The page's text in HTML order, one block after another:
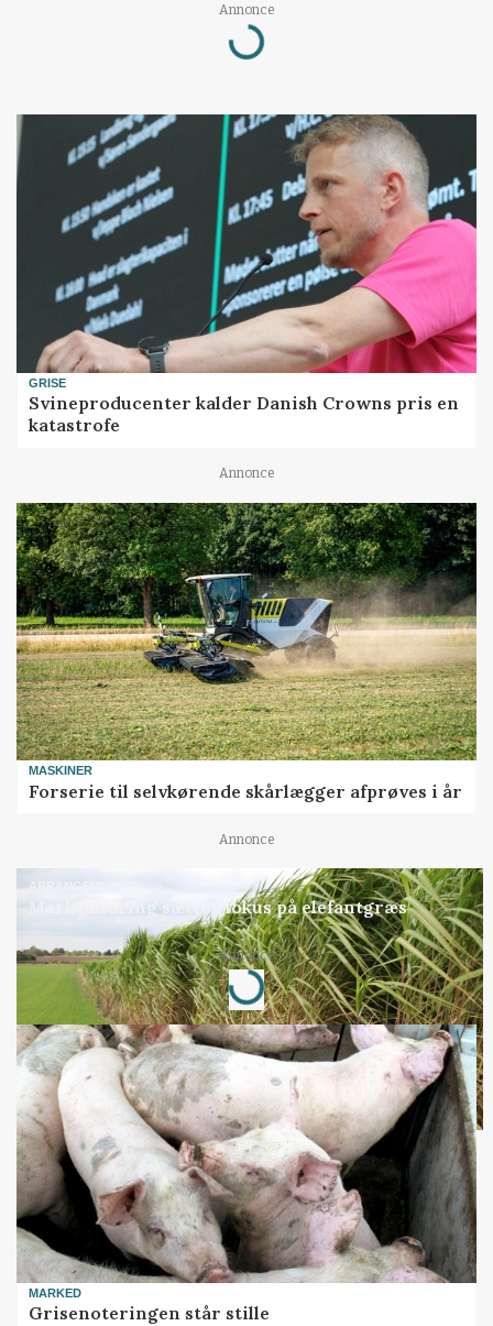
Annonce
Loading...
GRISE
Svineproducenter kalder Danish Crowns pris en
katastrofe
Annonce
MASKINER
Forserie til selvkørende skårlægger afprøves i år
Annonce
ARRANGEMENT
Markvandring sætter fokus på elefantgræs
Annonce
Loading...
MARKED
Grisenoteringen står stille